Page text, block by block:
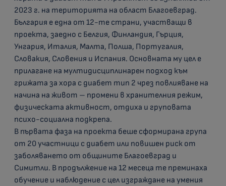
2023 г. на територията на област Благоевград.
България е една от 12-те страни, участващи в
проекта, заедно с Белгия, Финландия, Гърция,
Унгария, Италия, Малта, Полша, Португалия,
Словакия, Словения и Испания. Основната му цел е
прилагане на мултидисциплинарен подход към
грижата за хора с диабет тип 2 чрез повлияване на
начина на живот – промени в хранителния режим,
физическата активност, отдиха и груповата
психо-социална подкрепа.
В първата фаза на проекта беше сформирана група
от 20 участници с диабет или повишен риск от
заболяването от общините Благоевград и
Симитли. В продължение на 12 месеца те преминаха
обучение и наблюдение с цел изграждане на умения